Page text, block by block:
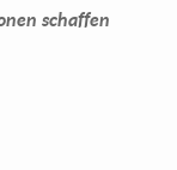
schaffen